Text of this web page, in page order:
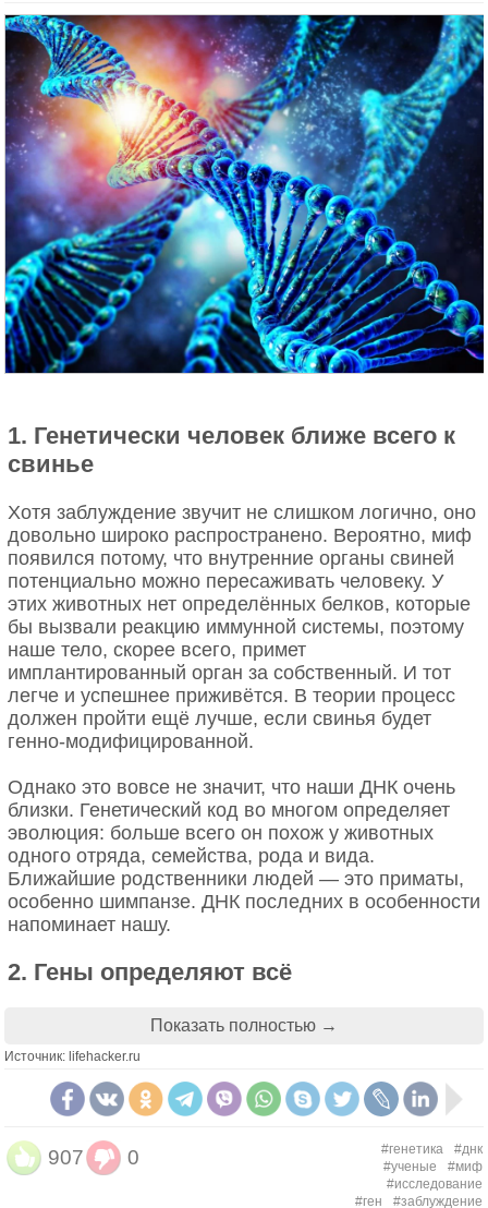
Сканирование мозга в ходе изучения
дофаминергической системы вознаграждения
художников и нехудожников в новом исследовании
«Реактивность системы вознаграждения у
художников при принятии и отказе от денежных
вознаграждений» в журнале Creativity Research
Journal.
Во втором тесте исследователи обнаружили, что
люди творческих профессий показали большую
активацию в другой части мозга, связанной с
допамином (префронтальная кора), когда им
сказали отказаться от зелёных квадратов. Другими
результат и они лучше работают, когда знают, что
им не заплатят.
В целом наши результаты указывают на
существование отдельных нейронных черт в
дофаминергической системе вознаграждения
художников, которые меньше склонны реагировать
на денежное вознаграждение, – пишут
исследователи.
1. Генетически человек ближе всего к
свинье
Хотя заблуждение звучит не слишком логично, оно
довольно широко распространено. Вероятно, миф
появился потому, что внутренние органы свиней
потенциально можно пересаживать человеку. У
этих животных нет определённых белков, которые
бы вызвали реакцию иммунной системы, поэтому
наше тело, скорее всего, примет
имплантированный орган за собственный. И тот
легче и успешнее приживётся. В теории процесс
должен пройти ещё лучше, если свинья будет
генно‑модифицированной.
Однако это вовсе не значит, что наши ДНК очень
близки. Генетический код во многом определяет
эволюция: больше всего он похож у животных
одного отряда, семейства, рода и вида.
Ближайшие родственники людей — это приматы,
особенно шимпанзе. ДНК последних в особенности
напоминает нашу.
2. Гены определяют всё
На самом деле, их влияние не абсолютно.
зависят от наследственности лишь на 40–60%.
То же самое можно сказать и про умственные
экспериментов, с помощью которых учёные
пытались обнаружить, наследуется интеллект или
нет. И ни один из опытов не показал отчётливой
Показать полностью →
Источник: lifehacker.ru
907 0 #генетика
#днк
#ученые
#миф
#исследование
#ген
#заблуждение